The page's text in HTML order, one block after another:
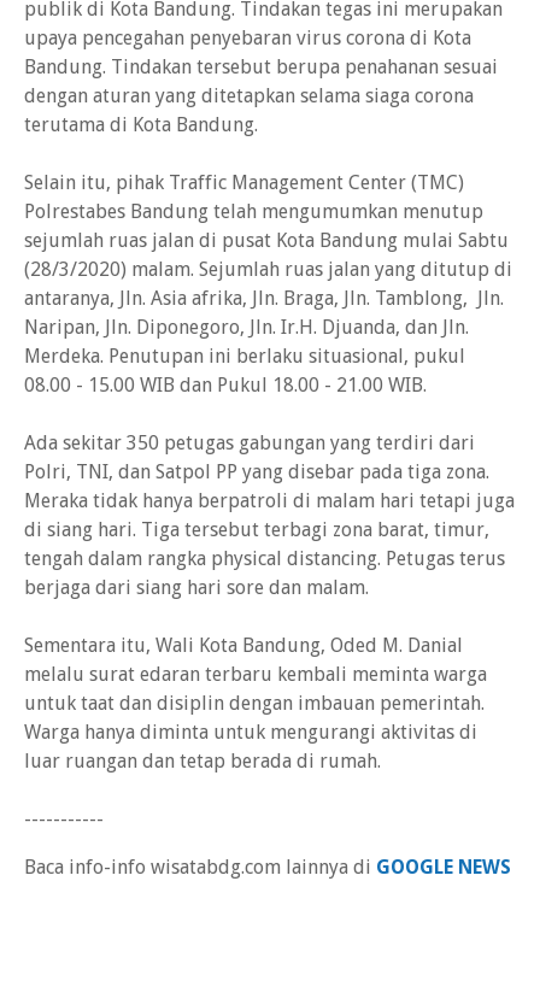
publik di Kota Bandung. Tindakan tegas ini merupakan
upaya pencegahan penyebaran virus corona di Kota
Bandung. Tindakan tersebut berupa penahanan sesuai
dengan aturan yang ditetapkan selama siaga corona
terutama di Kota Bandung.
Selain itu, pihak Traffic Management Center (TMC)
Polrestabes Bandung telah mengumumkan menutup
sejumlah ruas jalan di pusat Kota Bandung mulai Sabtu
(28/3/2020) malam. Sejumlah ruas jalan yang ditutup di
antaranya, Jln. Asia afrika, Jln. Braga, Jln. Tamblong, Jln.
Naripan, Jln. Diponegoro, Jln. Ir.H. Djuanda, dan Jln.
Merdeka. Penutupan ini berlaku situasional, pukul
08.00 - 15.00 WIB dan Pukul 18.00 - 21.00 WIB.
Ada sekitar 350 petugas gabungan yang terdiri dari
Polri, TNI, dan Satpol PP yang disebar pada tiga zona.
Meraka tidak hanya berpatroli di malam hari tetapi juga
di siang hari. Tiga tersebut terbagi zona barat, timur,
tengah dalam rangka physical distancing. Petugas terus
berjaga dari siang hari sore dan malam.
Sementara itu, Wali Kota Bandung, Oded M. Danial
melalu surat edaran terbaru kembali meminta warga
untuk taat dan disiplin dengan imbauan pemerintah.
Warga hanya diminta untuk mengurangi aktivitas di
luar ruangan dan tetap berada di rumah.
-----------
Baca info-info wisatabdg.com lainnya di GOOGLE NEWS